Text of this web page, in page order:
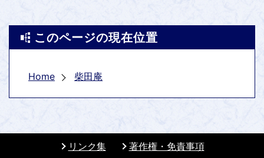
このページの現在位置
Home 柴田庵
リンク集
著作権・免責事項